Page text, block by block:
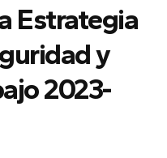
Estrategia
y
2023-